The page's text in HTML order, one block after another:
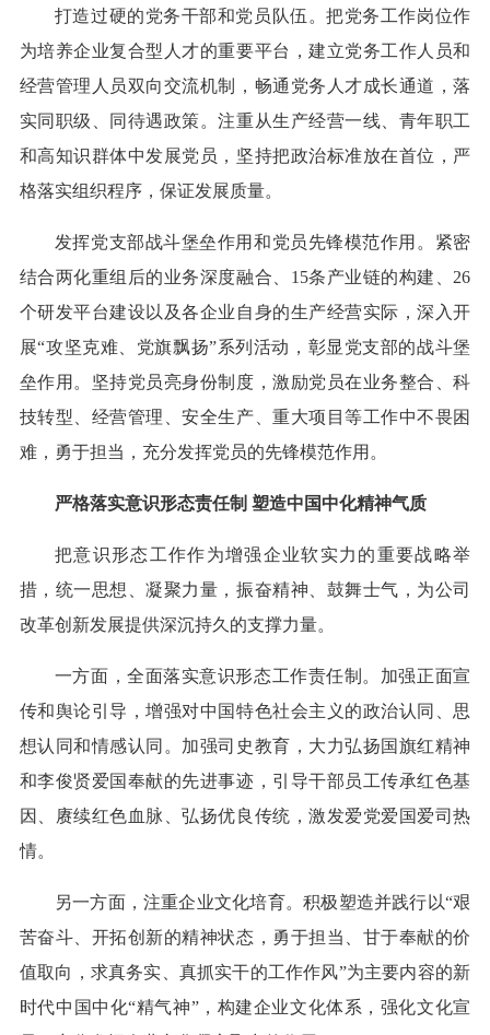
打造过硬的党务干部和党员队伍。把党务工作岗位作
为培养企业复合型人才的重要平台，建立党务工作人员和
经营管理人员双向交流机制，畅通党务人才成长通道，落
实同职级、同待遇政策。注重从生产经营一线、青年职工
和高知识群体中发展党员，坚持把政治标准放在首位，严
格落实组织程序，保证发展质量。
发挥党支部战斗堡垒作用和党员先锋模范作用。紧密
结合两化重组后的业务深度融合、15条产业链的构建、26
个研发平台建设以及各企业自身的生产经营实际，深入开
展“攻坚克难、党旗飘扬”系列活动，彰显党支部的战斗堡
垒作用。坚持党员亮身份制度，激励党员在业务整合、科
技转型、经营管理、安全生产、重大项目等工作中不畏困
难，勇于担当，充分发挥党员的先锋模范作用。
严格落实意识形态责任制 塑造中国中化精神气质
把意识形态工作作为增强企业软实力的重要战略举
措，统一思想、凝聚力量，振奋精神、鼓舞士气，为公司
改革创新发展提供深沉持久的支撑力量。
一方面，全面落实意识形态工作责任制。加强正面宣
传和舆论引导，增强对中国特色社会主义的政治认同、思
想认同和情感认同。加强司史教育，大力弘扬国旗红精神
和李俊贤爱国奉献的先进事迹，引导干部员工传承红色基
因、赓续红色血脉、弘扬优良传统，激发爱党爱国爱司热
情。
另一方面，注重企业文化培育。积极塑造并践行以“艰
苦奋斗、开拓创新的精神状态，勇于担当、甘于奉献的价
值取向，求真务实、真抓实干的工作作风”为主要内容的新
时代中国中化“精气神”，构建企业文化体系，强化文化宣